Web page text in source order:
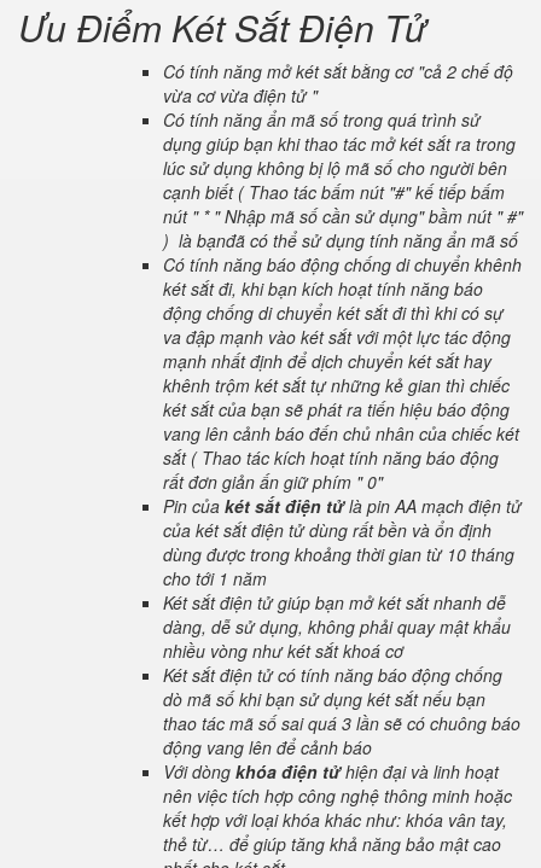
Ưu Điểm Két Sắt Điện Tử
Có tính năng mở két sắt bằng cơ "cả 2 chế độ
vừa cơ vừa điện tử "
Có tính năng ẩn mã số trong quá trình sử
dụng giúp bạn khi thao tác mở két sắt ra trong
lúc sử dụng không bị lộ mã số cho người bên
cạnh biết ( Thao tác bấm nút "#" kế tiếp bấm
nút " * " Nhập mã số cần sử dụng" bầm nút " #"
) là bạnđã có thể sử dụng tính năng ẩn mã số
Có tính năng báo động chống di chuyển khênh
két sắt đi, khi bạn kích hoạt tính năng báo
động chống di chuyển két sắt đi thì khi có sự
va đập mạnh vào két sắt với một lực tác động
mạnh nhất định để dịch chuyển két sắt hay
khênh trộm két sắt tự những kẻ gian thì chiếc
két sắt của bạn sẽ phát ra tiến hiệu báo động
vang lên cảnh báo đến chủ nhân của chiếc két
sắt ( Thao tác kích hoạt tính năng báo động
rất đơn giản ấn giữ phím " 0"
Pin của két sắt điện tửlà pin AA mạch điện tử
của két sắt điện tử dùng rất bền và ổn định
dùng được trong khoảng thời gian từ 10 tháng
cho tới 1 năm
Két sắt điện tử giúp bạn mở két sắt nhanh dễ
dàng, dễ sử dụng, không phải quay mật khẩu
nhiều vòng như két sắt khoá cơ
Két sắt điện tử có tính năng báo động chống
dò mã số khi bạn sử dụng két sắt nếu bạn
thao tác mã số sai quá 3 lần sẽ có chuông báo
động vang lên để cảnh báo
Với dòng khóa điện tửhiện đại và linh hoạt
nên việc tích hợp công nghệ thông minh hoặc
kết hợp với loại khóa khác như: khóa vân tay,
thẻ từ… để giúp tăng khả năng bảo mật cao